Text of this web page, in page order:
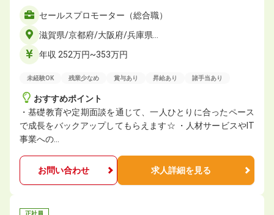
セールスプロモーター（総合職）
滋賀県/京都府/大阪府/兵庫県…
年収 252万円~353万円
未経験OK 残業少なめ 賞与あり 昇給あり 諸手当あり
おすすめポイント
・基礎教育や定期面談を通じて、一人ひとりに合ったペース
で成長をバックアップしてもらえます☆ ・人材サービスやIT
事業への…
お問い合わせ 求人詳細を見る
正社員